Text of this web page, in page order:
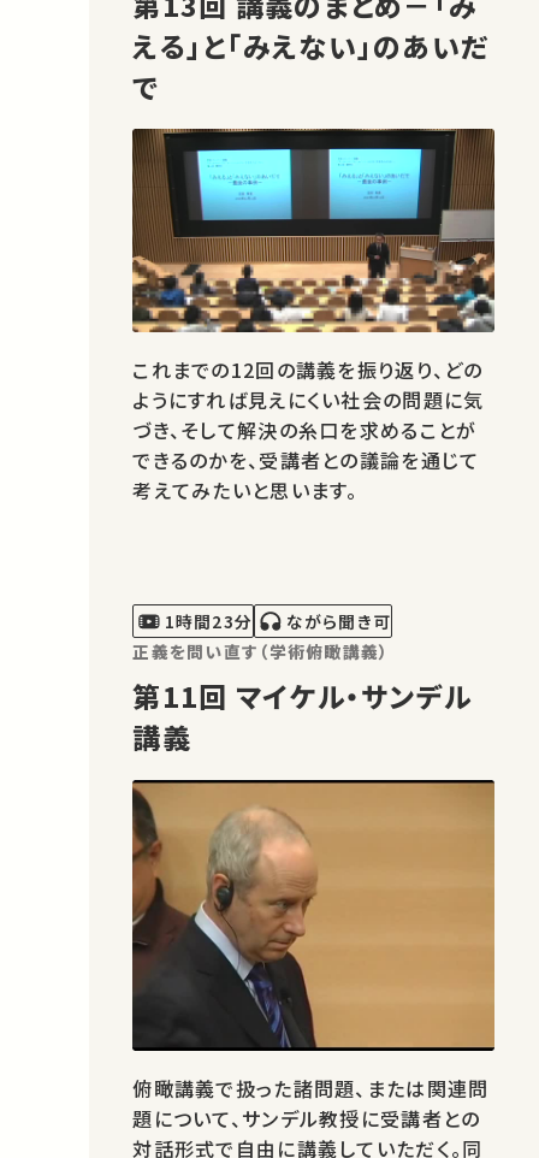
える」と「みえない」のあいだ
で
これまでの12回の講義を振り返り、どの
ようにすれば見えにくい社会の問題に気
づき、そして解決の糸口を求めることが
できるのかを、受講者との議論を通じて
考えてみたいと思います。
1時間23分
ながら聞き可
正義を問い直す（学術俯瞰講義）
第11回 マイケル・サンデル
講義
俯瞰講義で扱った諸問題、または関連問
題について、サンデル教授に受講者との
対話形式で自由に講義していただく。同